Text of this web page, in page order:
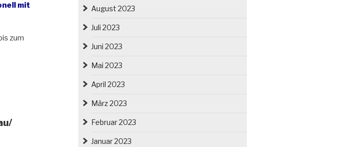
mit
zum
August 2023
Juli 2023
Juni 2023
Mai 2023
April 2023
März 2023
Februar 2023
Januar 2023